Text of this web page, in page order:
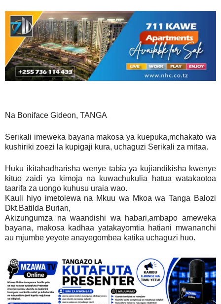
Na Boniface Gideon, TANGA
Serikali imeweka bayana makosa ya kuepuka,mchakato wa
kushiriki zoezi la kupigaji kura, uchaguzi Serikali za mitaa.
Huku ikitahadharisha wenye tabia ya kujiandikisha kwenye
kituo zaidi ya kimoja na kuwachukulia hatua watakaotoa
taarifa za uongo kuhusu uraia wao.
Kauli hiyo imetolewa na Mkuu wa Mkoa wa Tanga Balozi
Dkt.Batilda Burian,
Akizungumza na waandishi wa habari,ambapo ameweka
bayana, makosa kadhaa yatakayomtia hatiani mwananchi
au mjumbe yeyote anayegombea katika uchaguzi huo.